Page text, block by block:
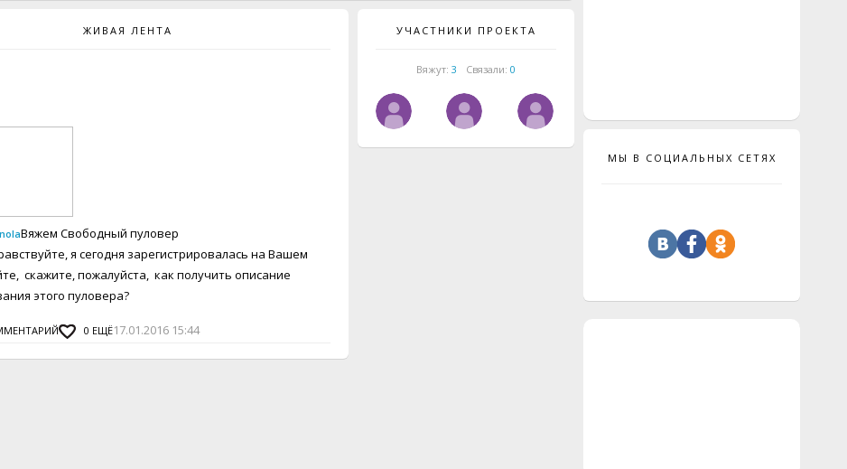
ЖИВАЯ ЛЕНТА
Вяжем Свободный пуловер
я сегодня зарегистрировалась на Вашем
скажите, пожалуйста, как получить описание
этого пуловера?
0 ЕЩЁ17.01.2016 15:44
УЧАСТНИКИ ПРОЕКТА
Вяжут: 3 Связали: 0
МЫ В СОЦИАЛЬНЫХ СЕТЯХ